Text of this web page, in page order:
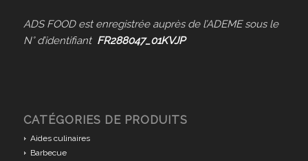
ADS FOOD est enregistrée auprès de l’ADEME sous le
N° d’identifiant FR288047_01KVJP
CATÉGORIES DE PRODUITS
Aides culinaires
Barbecue